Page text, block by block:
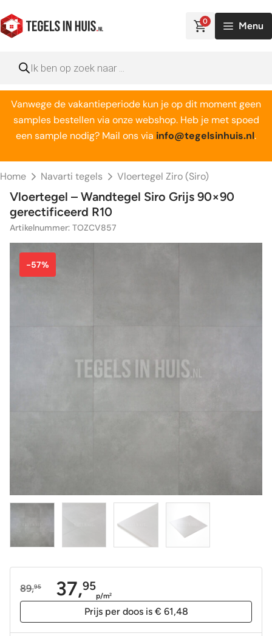
naar
de
0 Menu
zoeken
Vanwege de vakantieperiode kun je op dit moment geen
samples bestellen via onze webshop. Heb je met spoed
een sample nodig? Mail ons via info@tegelsinhuis.nl.
Home Navarti tegels Vloertegel Ziro (Siro)
Vloertegel – Wandtegel Siro Grijs 90×90
gerectificeerd R10
Artikelnummer: TOZCV857
-57%
89,95
Oorspronkelijke
37,95
Huidige
p/m2
Prijs per doos is € 61,48